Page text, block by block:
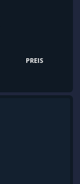
PREIS